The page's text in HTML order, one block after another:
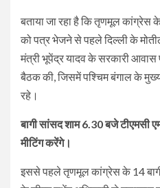
बताया जा रहा है कि तृणमूल कांग्रेस
को पत्र भेजने से पहले दिल्ली के
मंत्री भूपेंद्र यादव के सरकारी आवास
बैठक की, जिसमें पश्चिम बंगाल के
रहे।
बागी सांसद शाम 6.30 बजे टीएमसी
मीटिंग करेंगे।
इससे पहले तृणमूल कांग्रेस के 14 बागी